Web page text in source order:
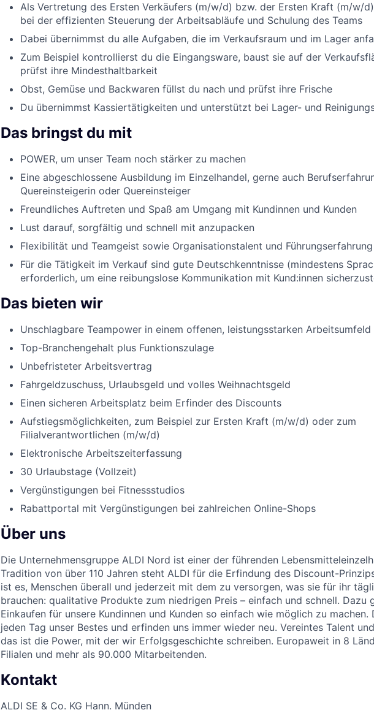
Als Vertretung des Ersten Verkäufers (m/w/d) bzw. der Ersten Kraft (m/w/
bei der effizienten Steuerung der Arbeitsabläufe und Schulung des Teams
Dabei übernimmst du alle Aufgaben, die im Verkaufsraum und im Lager
Zum Beispiel kontrollierst du die Eingangsware, baust sie auf der
prüfst ihre Mindesthaltbarkeit
Obst, Gemüse und Backwaren füllst du nach und prüfst ihre Frische
Du übernimmst Kassiertätigkeiten und unterstützt bei Lager- und
Das bringst du mit
POWER, um unser Team noch stärker zu machen
Eine abgeschlossene Ausbildung im Einzelhandel, gerne auch
Quereinsteigerin oder Quereinsteiger
Freundliches Auftreten und Spaß am Umgang mit Kundinnen und Kunden
Lust darauf, sorgfältig und schnell mit anzupacken
Flexibilität und Teamgeist sowie Organisationstalent und Führungserfahrung
Für die Tätigkeit im Verkauf sind gute Deutschkenntnisse (mindestens
erforderlich, um eine reibungslose Kommunikation mit Kund:innen
Das bieten wir
Unschlagbare Teampower in einem offenen, leistungsstarken Arbeitsumfeld
Top-Branchengehalt plus Funktionszulage
Unbefristeter Arbeitsvertrag
Fahrgeldzuschuss, Urlaubsgeld und volles Weihnachtsgeld
Einen sicheren Arbeitsplatz beim Erfinder des Discounts
Aufstiegsmöglichkeiten, zum Beispiel zur Ersten Kraft (m/w/d) oder zum
Filialverantwortlichen (m/w/d)
Elektronische Arbeitszeiterfassung
30 Urlaubstage (Vollzeit)
Vergünstigungen bei Fitnessstudios
Rabattportal mit Vergünstigungen bei zahlreichen Online-Shops
Über uns
Die Unternehmensgruppe ALDI Nord ist einer der führenden
Tradition von über 110 Jahren steht ALDI für die Erfindung des Discount-
ist es, Menschen überall und jederzeit mit dem zu versorgen, was sie für ihr
brauchen: qualitative Produkte zum niedrigen Preis – einfach und schnell. Dazu
Einkaufen für unsere Kundinnen und Kunden so einfach wie möglich zu
jeden Tag unser Bestes und erfinden uns immer wieder neu. Vereintes Talent
das ist die Power, mit der wir Erfolgsgeschichte schreiben. Europaweit in 8
Filialen und mehr als 90.000 Mitarbeitenden.
Kontakt
ALDI SE & Co. KG Hann. Münden